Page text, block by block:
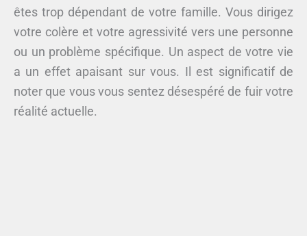
êtes trop dépendant de votre famille. Vous dirigez
votre colère et votre agressivité vers une personne
ou un problème spécifique. Un aspect de votre vie
a un effet apaisant sur vous. Il est significatif de
noter que vous vous sentez désespéré de fuir votre
réalité actuelle.